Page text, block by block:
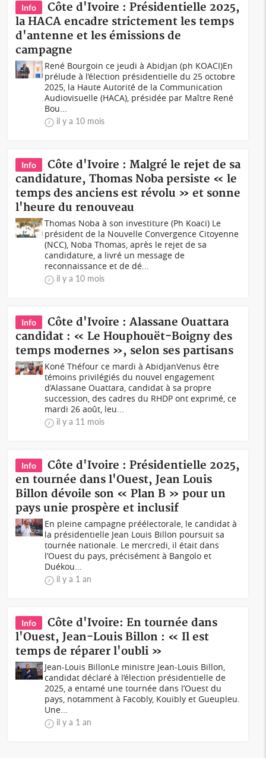
Info
Côte d'Ivoire : Présidentielle 2025,
la HACA encadre strictement les temps
d'antenne et les émissions de
campagne
René Bourgoin ce jeudi à Abidjan (ph KOACI)En
prélude à l’élection présidentielle du 25 octobre
2025, la Haute Autorité de la Communication
Audiovisuelle (HACA), présidée par Maître René
Bou...
il y a 10 mois
Info
Côte d'Ivoire : Malgré le rejet de sa
candidature, Thomas Noba persiste « le
temps des anciens est révolu » et sonne
l'heure du renouveau
Thomas Noba à son investiture (Ph Koaci) Le
président de la Nouvelle Convergence Citoyenne
(NCC), Noba Thomas, après le rejet de sa
candidature, a livré un message de
reconnaissance et de dé...
il y a 10 mois
Info
Côte d'Ivoire : Alassane Ouattara
candidat : « Le Houphouët-Boigny des
temps modernes », selon ses partisans
Koné Théfour ce mardi à AbidjanVenus être
témoins privilégiés du nouvel engagement
d’Alassane Ouattara, candidat à sa propre
succession, des cadres du RHDP ont exprimé, ce
mardi 26 août, leu...
il y a 11 mois
Info
Côte d'Ivoire : Présidentielle 2025,
en tournée dans l'Ouest, Jean Louis
Billon dévoile son « Plan B » pour un
pays unie prospère et inclusif
En pleine campagne préélectorale, le candidat à
la présidentielle Jean Louis Billon poursuit sa
tournée nationale. Le mercredi, il était dans
l’Ouest du pays, précisément à Bangolo et
Duékou...
il y a 1 an
Info
Côte d'Ivoire: En tournée dans
l'Ouest, Jean-Louis Billon : « Il est
temps de réparer l'oubli »
Jean-Louis BillonLe ministre Jean-Louis Billon,
candidat déclaré à l’élection présidentielle de
2025, a entamé une tournée dans l’Ouest du
pays, notamment à Facobly, Kouibly et Gueupleu.
Une...
il y a 1 an